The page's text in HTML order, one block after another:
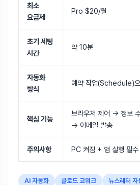
최소
요금제
Pro $20/월
초기 세팅
시간
약 10분
자동화
방식
예약 작업(Schedule)
핵심 기능
브라우저 제어 → 정보
→ 이메일 발송
주의사항 PC 켜짐 + 앱 실행 필수
AI 자동화 클로드 코워크 뉴스레터 자